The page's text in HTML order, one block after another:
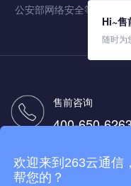
公安部网络安全等级保护认
售前咨询
400-650-
400-650-9263
Hi~售
随时为
欢迎来到263云通信
帮您的？